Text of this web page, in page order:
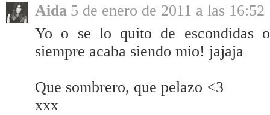
Aida 5 de enero de 2011 a las 16:52
Yo o se lo quito de escondidas
siempre acaba siendo mio! jajaja
Que sombrero, que pelazo <3
xxx